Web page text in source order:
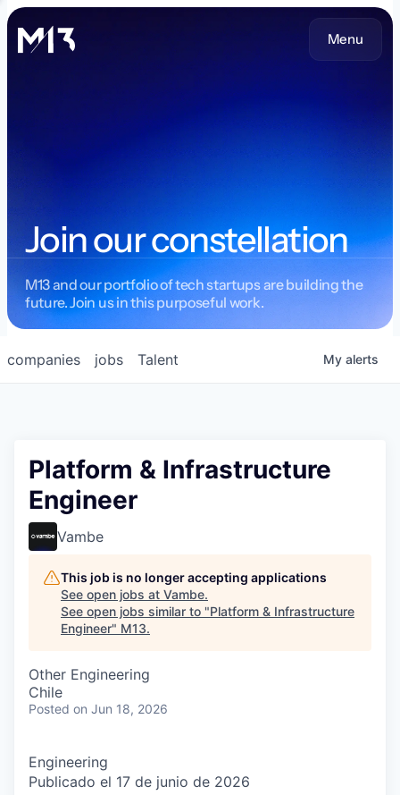
Menu
Join our constellation
M13 and our portfolio of tech startups are building the
future. Join us in this purposeful work.
jobs
companies Talent My alerts
Platform & Infrastructure
Engineer
Vambe
This job is no longer accepting applications
See open jobs at Vambe.
See open jobs similar to "Platform & Infrastructure
Engineer" M13.
Other Engineering
Chile
Posted on Jun 18, 2026
Engineering
Publicado el 17 de junio de 2026